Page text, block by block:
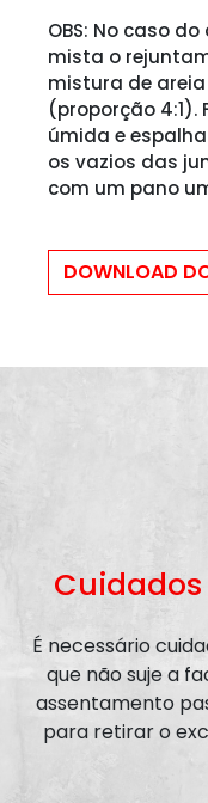
OBS: No caso
mista o
mistura de
(proporção
úmida e
os vazios das
com um pano
DOWNLOAD
É necessário
que não suje a
assentamento
para retirar o